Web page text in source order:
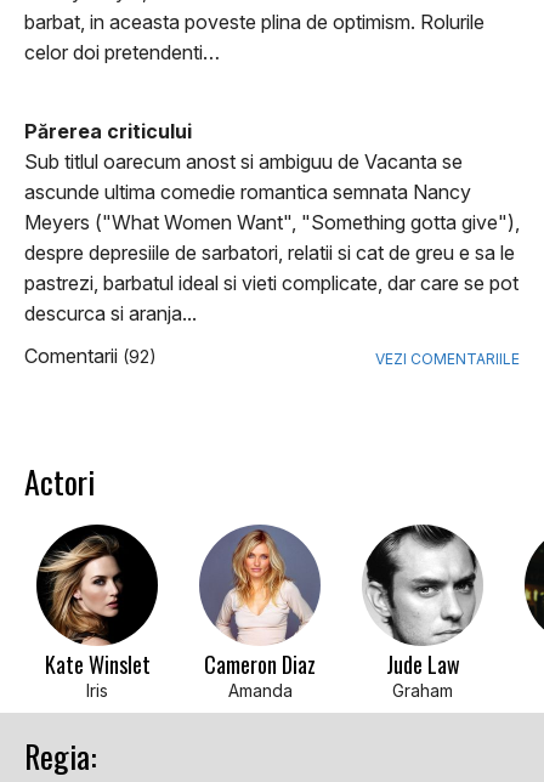
barbat, in aceasta poveste plina de optimism. Rolurile
celor doi pretendenti…
Părerea criticului
Sub titlul oarecum anost si ambiguu de Vacanta se
ascunde ultima comedie romantica semnata Nancy
Meyers ("What Women Want", "Something gotta give"),
despre depresiile de sarbatori, relatii si cat de greu e sa le
pastrezi, barbatul ideal si vieti complicate, dar care se pot
descurca si aranja...
Comentarii (92) VEZI COMENTARIILE
Actori
Kate Winslet
Iris
Cameron Diaz
Amanda
Jude Law
Graham
Regia: